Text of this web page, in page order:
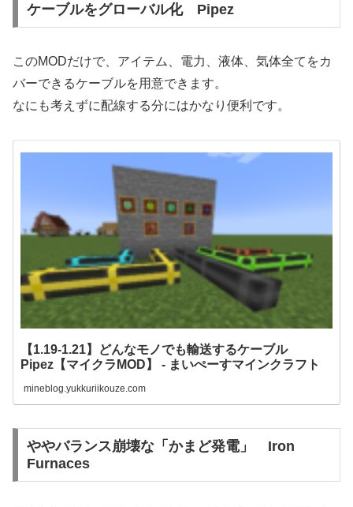
ケーブルをグローバル化 Pipez
このMODだけで、アイテム、電力、液体、気体全てをカ
バーできるケーブルを用意できます。
なにも考えずに配線する分にはかなり便利です。
【1.19-1.21】どんなモノでも輸送するケーブル
Pipez【マイクラMOD】 - まいぺーすマインクラフト
mineblog.yukkuriikouze.com
ややバランス崩壊な「かまど発電」 Iron
Furnaces